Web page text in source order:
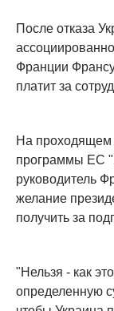
После отказа
Франции
платит за
На проходящем
программы ЕС
руководитель
желание
получить за
"Нельзя - как
определенную